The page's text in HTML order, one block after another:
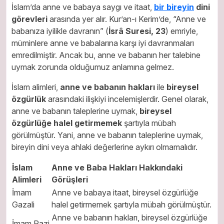
İslam’da anne ve babaya saygı ve itaat, bir bireyin dini
görevleri arasında yer alır. Kur’an-ı Kerim’de, “Anne ve
babanıza iyilikle davranın” (İsrâ Suresi, 23) emriyle,
müminlere anne ve babalarına karşı iyi davranmaları
emredilmiştir. Ancak bu, anne ve babanın her talebine
uymak zorunda olduğumuz anlamına gelmez.
İslam alimleri, anne ve babanın hakları ile bireysel
özgürlük arasındaki ilişkiyi incelemişlerdir. Genel olarak,
anne ve babanın taleplerine uymak, bireysel
özgürlüğe halel getirmemek şartıyla mübah
görülmüştür. Yani, anne ve babanın taleplerine uymak,
bireyin dini veya ahlaki değerlerine aykırı olmamalıdır.
İslam
Alimleri
Anne ve Baba Hakları Hakkındaki
Görüşleri
İmam
Gazali
Anne ve babaya itaat, bireysel özgürlüğe
halel getirmemek şartıyla mübah görülmüştür.
Anne ve babanın hakları, bireysel özgürlüğe